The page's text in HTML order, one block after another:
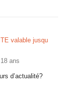
valable jusqu
ans
d’actualité?